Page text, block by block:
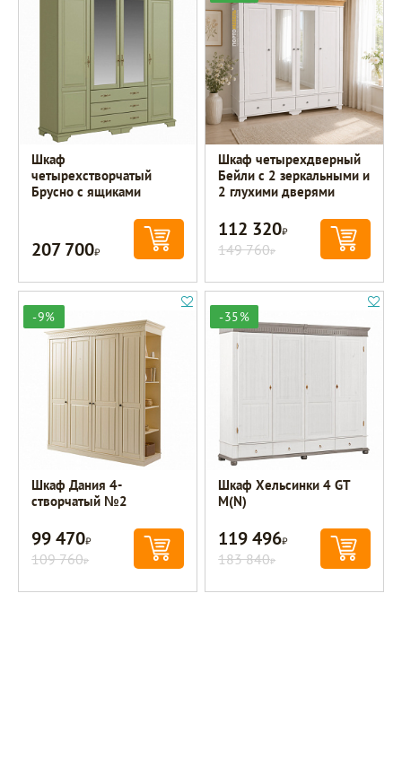
Шкаф
четырехстворчатый
Брусно с ящиками
207 700Р
Шкаф четырехдверный
Бейли с 2 зеркальными и
2 глухими дверями
112 320Р
149 760Р
-9%
Шкаф Дания 4-
створчатый №2
99 470Р
109 760Р
-35%
Шкаф Хельсинки 4 GT
M(N)
119 496Р
183 840Р